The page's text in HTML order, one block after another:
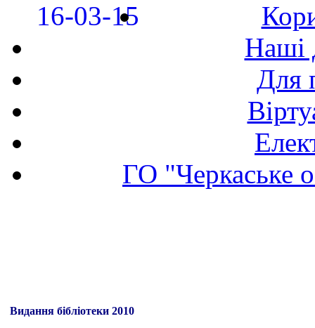
Наші
Для
ГО "Черкаське
Видання бібліотеки 2010